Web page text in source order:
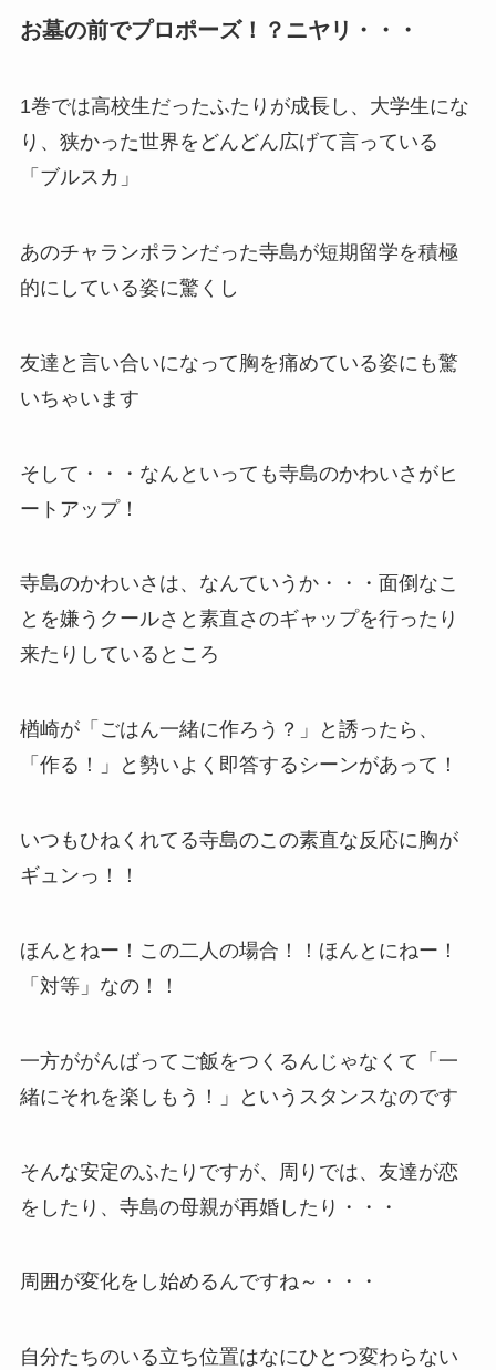
お墓の前でプロポーズ！？ニヤリ・・・
1巻では高校生だったふたりが成長し、大学生にな
り、狭かった世界をどんどん広げて言っている
「ブルスカ」
あのチャランポランだった寺島が短期留学を積極
的にしている姿に驚くし
友達と言い合いになって胸を痛めている姿にも驚
いちゃいます
そして・・・なんといっても寺島のかわいさがヒ
ートアップ！
寺島のかわいさは、なんていうか・・・面倒なこ
とを嫌うクールさと素直さのギャップを行ったり
来たりしているところ
楢崎が「ごはん一緒に作ろう？」と誘ったら、
「作る！」と勢いよく即答するシーンがあって！
いつもひねくれてる寺島のこの素直な反応に胸が
ギュンっ！！
ほんとねー！この二人の場合！！ほんとにねー！
「対等」なの！！
一方ががんばってご飯をつくるんじゃなくて「一
緒にそれを楽しもう！」というスタンスなのです
そんな安定のふたりですが、周りでは、友達が恋
をしたり、寺島の母親が再婚したり・・・
周囲が変化をし始めるんですね～・・・
自分たちのいる立ち位置はなにひとつ変わらない